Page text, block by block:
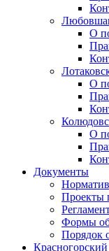
О
О
О
Документы
Проекты
Формы
Порядок